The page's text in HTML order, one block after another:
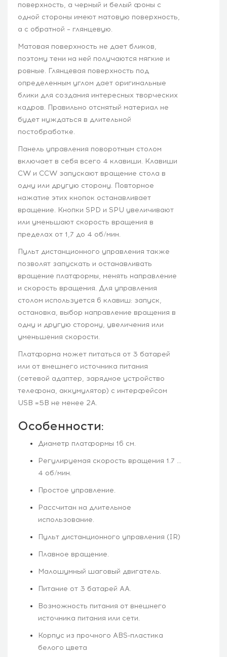
поверхность, а черный и белый фоны с
одной стороны имеют матовую поверхность,
а с обратной – глянцевую.
Матовая поверхность не дает бликов,
поэтому тени на ней получаются мягкие и
ровные. Глянцевая поверхность под
определенным углом дает оригинальные
блики для создания интересных творческих
кадров. Правильно отснятый материал не
будет нуждаться в длительной
постобработке.
Панель управления поворотным столом
включает в себя всего 4 клавиши. Клавиши
CW и CCW запускают вращение стола в
одну или другую сторону. Повторное
нажатие этих кнопок останавливает
вращение. Кнопки SPD и SPU увеличивают
или уменьшают скорость вращения в
пределах от 1,7 до 4 об/мин.
Пульт дистанционного управления также
позволят запускать и останавливать
вращение платформы, менять направление
и скорость вращения. Для управления
столом используется 6 клавиш: запуск,
остановка, выбор направление вращения в
одну и другую сторону, увеличения или
уменьшения скорости.
Платформа может питаться от 3 батарей
или от внешнего источника питания
(сетевой адаптер, зарядное устройство
телефона, аккумулятор) с интерфейсом
USB =5В не менее 2А.
Особенности:
Диаметр платформы 16 см.
Регулируемая скорость вращения 1.7 …
4 об/мин.
Простое управление.
Рассчитан на длительное
использование.
Пульт дистанционного управления (IR)
Плавное вращение.
Малошумный шаговый двигатель.
Питание от 3 батарей AA.
Возможность питания от внешнего
источника питания или сети.
Корпус из прочного ABS-пластика
белого цвета